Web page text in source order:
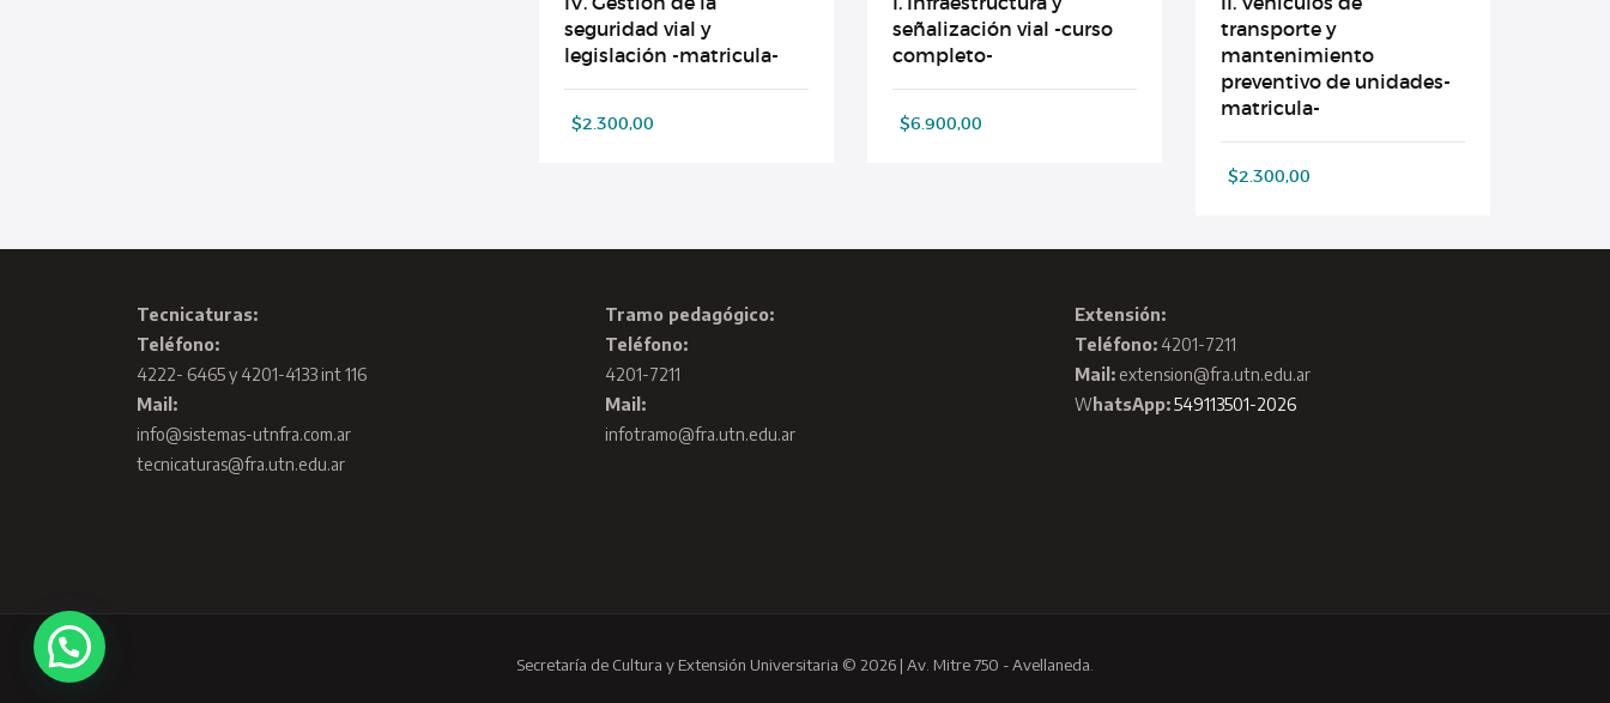
seguridad vial y
legislación -matricula-
$2.300,00
señalización vial -curso
completo-
$6.900,00
transporte y
mantenimiento
preventivo de unidades-
matricula-
$2.300,00
Tecnicaturas:
Teléfono:
4222- 6465 y 4201-4133 int 116
Mail:
info@sistemas-utnfra.com.ar
tecnicaturas@fra.utn.edu.ar
Tramo pedagógico:
Teléfono:
4201-7211
Mail:
infotramo@fra.utn.edu.ar
Extensión:
Teléfono:4201-7211
Mail:extension@fra.utn.edu.ar
WhatsApp:549113501-2026
Secretaría de Cultura y Extensión Universitaria © 2026 | Av. Mitre 750 - Avellaneda.